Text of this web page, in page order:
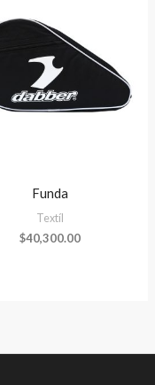
Funda
Textíl
$40,300.00